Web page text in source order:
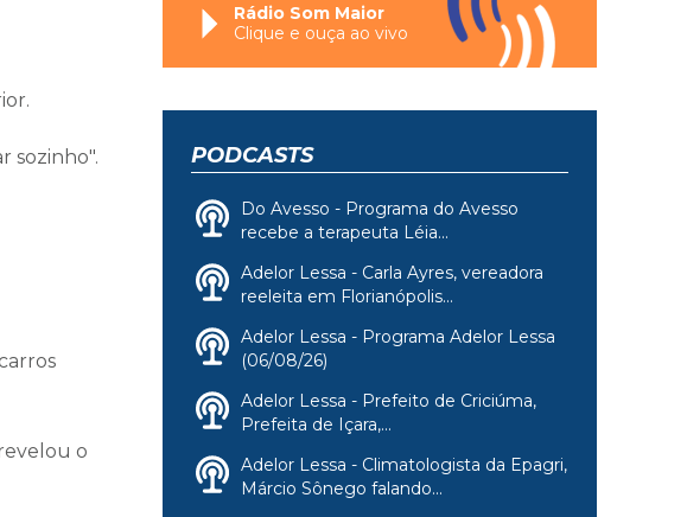
sozinho".
o
Rádio Som Maior
Clique e ouça ao vivo
PODCASTS
Do Avesso - Programa do Avesso
recebe a terapeuta Léia...
Adelor Lessa - Carla Ayres, vereadora
reeleita em Florianópolis...
Adelor Lessa - Programa Adelor Lessa
(06/08/26)
Adelor Lessa - Prefeito de Criciúma,
Prefeita de Içara,...
Adelor Lessa - Climatologista da Epagri,
Márcio Sônego falando...